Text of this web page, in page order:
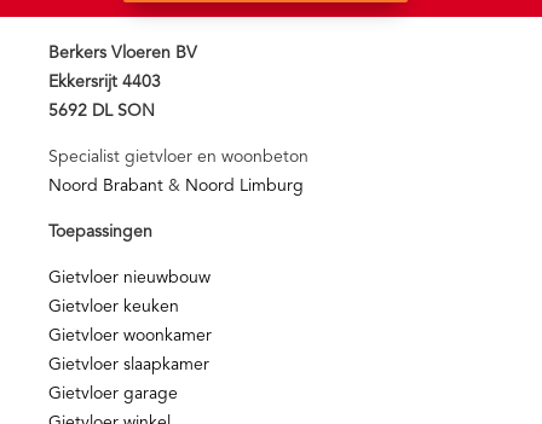
Berkers Vloeren BV
Ekkersrijt 4403
5692 DL SON
Specialist gietvloer en woonbeton
Noord Brabant & Noord Limburg
Toepassingen
Gietvloer nieuwbouw
Gietvloer keuken
Gietvloer woonkamer
Gietvloer slaapkamer
Gietvloer garage